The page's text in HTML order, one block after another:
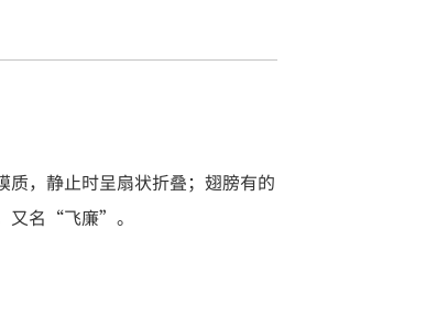
，静止时呈扇状折叠；翅膀有的
又名“飞廉”。